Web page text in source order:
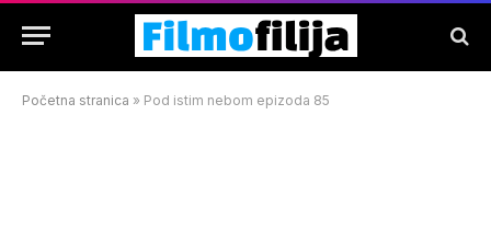
Početna stranica » Pod istim nebom epizoda 85